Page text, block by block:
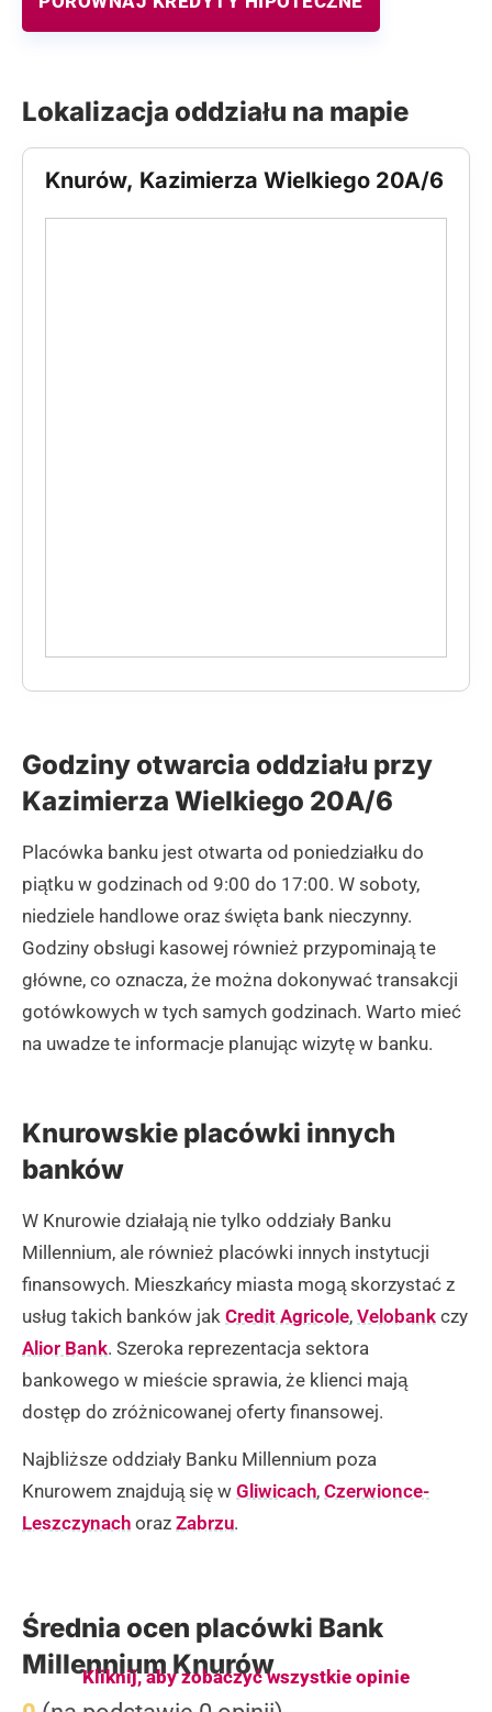
Lokalizacja oddziału na mapie
Knurów, Kazimierza Wielkiego 20A/6
Godziny otwarcia oddziału przy
Kazimierza Wielkiego 20A/6
Placówka banku jest otwarta od poniedziałku do
piątku w godzinach od 9:00 do 17:00. W soboty,
niedziele handlowe oraz święta bank nieczynny.
Godziny obsługi kasowej również przypominają te
główne, co oznacza, że można dokonywać transakcji
gotówkowych w tych samych godzinach. Warto mieć
na uwadze te informacje planując wizytę w banku.
Knurowskie placówki innych
banków
W Knurowie działają nie tylko oddziały Banku
Millennium, ale również placówki innych instytucji
finansowych. Mieszkańcy miasta mogą skorzystać z
usług takich banków jak Credit Agricole, Velobank czy
Alior Bank. Szeroka reprezentacja sektora
bankowego w mieście sprawia, że klienci mają
dostęp do zróżnicowanej oferty finansowej.
Najbliższe oddziały Banku Millennium poza
Knurowem znajdują się w Gliwicach, Czerwionce-
Leszczynach oraz Zabrzu.
Średnia ocen placówki Bank
Millennium Knurów
Kliknij, aby zobaczyć wszystkie opinie